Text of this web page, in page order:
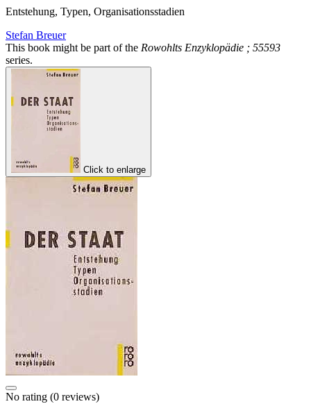
Entstehung, Typen, Organisationsstadien
Stefan Breuer
This book might be part of the Rowohlts Enzyklopädie ; 55593
series.
Click to enlarge
No rating (0 reviews)